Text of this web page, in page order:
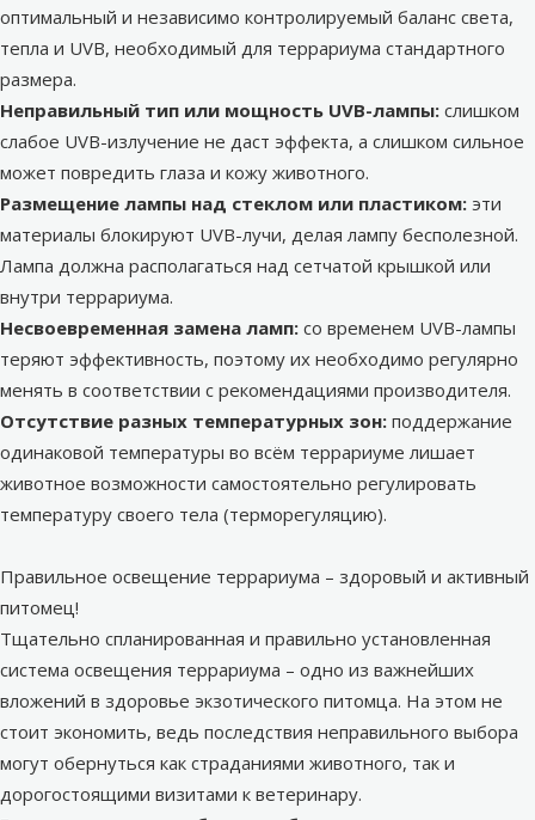
оптимальный и независимо контролируемый баланс света,
тепла и UVB, необходимый для террариума стандартного
размера.
Неправильный тип или мощность UVB-лампы: слишком
слабое UVB-излучение не даст эффекта, а слишком сильное
может повредить глаза и кожу животного.
Размещение лампы над стеклом или пластиком: эти
материалы блокируют UVB-лучи, делая лампу бесполезной.
Лампа должна располагаться над сетчатой крышкой или
внутри террариума.
Несвоевременная замена ламп: со временем UVB-лампы
теряют эффективность, поэтому их необходимо регулярно
менять в соответствии с рекомендациями производителя.
Отсутствие разных температурных зон: поддержание
одинаковой температуры во всём террариуме лишает
животное возможности самостоятельно регулировать
температуру своего тела (терморегуляцию).
Правильное освещение террариума – здоровый и активный
питомец!
Тщательно спланированная и правильно установленная
система освещения террариума – одно из важнейших
вложений в здоровье экзотического питомца. На этом не
стоит экономить, ведь последствия неправильного выбора
могут обернуться как страданиями животного, так и
дорогостоящими визитами к ветеринару.